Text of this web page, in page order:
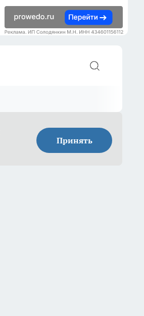
Принять